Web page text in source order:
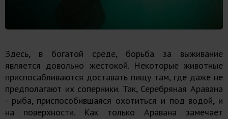
Здесь, в богатой среде, борьба за выживание
является довольно жестокой. Некоторые животные
приспосабливаются доставать пищу там, где даже не
предполагают их соперники. Так, Серебряная Аравана
- рыба, приспособившаяся охотиться и под водой, и
на поверхности. Как только Аравана замечает